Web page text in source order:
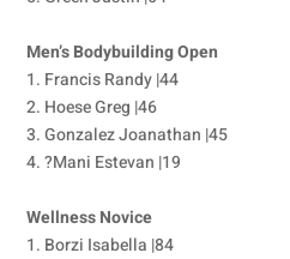
Men’s Bodybuilding Open
1. Francis Randy |44
2. Hoese Greg |46
3. Gonzalez Joanathan |45
4. ?Mani Estevan |19
Wellness Novice
1. Borzi Isabella |84